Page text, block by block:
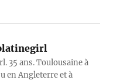
35 ans. Toulousaine à
en Angleterre et à